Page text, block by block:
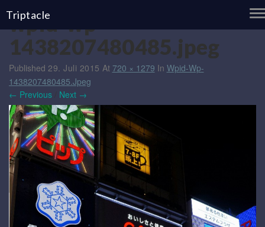
Triptacle
wpid-wp-
1438207480485.jpeg
Published 29. Juli 2015 At 720 × 1279 In Wpid-Wp-
1438207480485.jpeg
← Previous
Next →